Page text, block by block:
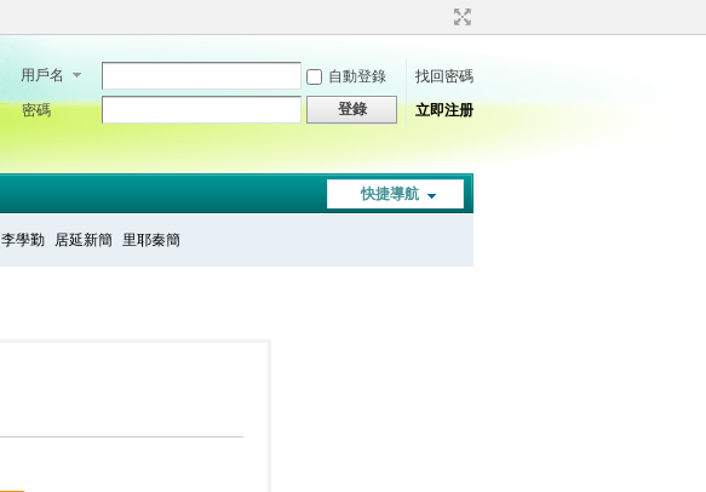
用戶名 自動登錄
找回密碼
密碼
登錄 立即注册
快捷導航
李學勤 居延新簡 里耶秦簡